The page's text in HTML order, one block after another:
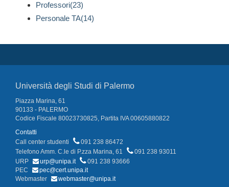
Professori(23)
Personale TA(14)
Università degli Studi di Palermo
Piazza Marina, 61
90133 - PALERMO
Codice Fiscale 80023730825, Partita IVA 00605880822
Contatti
Call center studenti
091 238 86472
Telefono Amm. C.le di P.zza Marina, 61
091 238 93011
URP
urp@unipa.it
091 238 93666
PEC
pec@cert.unipa.it
Webmaster
webmaster@unipa.it